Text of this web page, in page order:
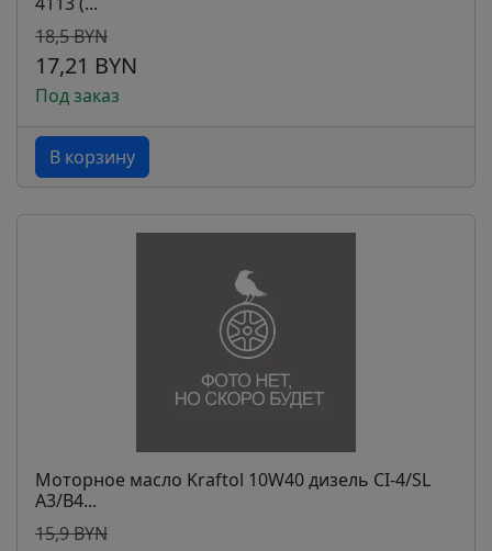
18,5 BYN
17,21 BYN
Под заказ
В корзину
Моторное масло Kraftol 10W40 дизель CI-4/SL
A3/B4...
15,9 BYN